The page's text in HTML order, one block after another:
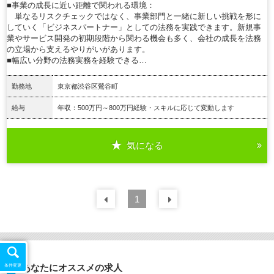
■事業の成長に近い距離で関われる環境：
単なるリスクチェックではなく、事業部門と一緒に新しい挑戦を形に
していく「ビジネスパートナー」としての法務を実践できます。新規事
業やサービス開発の初期段階から関わる機会も多く、会社の成長を法務
の立場から支えるやりがいがあります。
■幅広い分野の法務実務を経験できる…
勤務地 東京都渋谷区鶯谷町
給与 年収：500万円～800万円経験・スキルに応じて変動します
気になる
前の 件
1
あなたにオススメの求人
条件変更